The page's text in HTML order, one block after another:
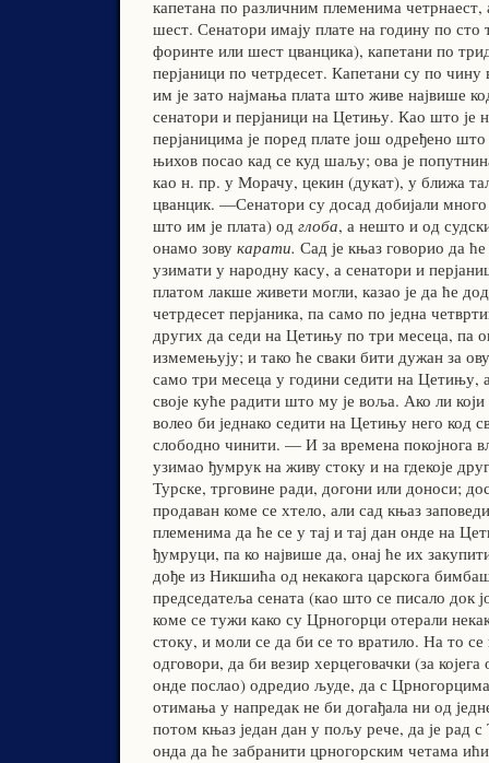
капетана по различним племенима четрнаест,
шест. Сенатори имају плате на годину по сто
форинте или шест цванцика), капетани по
перјаници по четрдесет. Капетани су по чину
им је зато најмања плата што живе највише
сенатори и перјаници на Цетињу. Као што је
перјаницима је поред плате још одређено
њихов посао кад се куд шаљу; ова је
као н. пр. у Морачу, цекин (дукат), у ближа
цванцик. —Сенатори су досад добијали
што им је плата) од глоба, а нешто и од
онамо зову карати. Сад је књаз говорио да
узимати у народну касу, а сенатори и
платом лакше живети могли, казао је да ће
четрдесет перјаника, па само по једна
других да седи на Цетињу по три месеца, па
измемењују; и тако ће сваки бити дужан за
само три месеца у години седити на Цетињу,
своје куће радити што му је воља. Ако ли
волео би једнако седити на Цетињу него код
слободно чинити. — И за времена покојнога
узимао ђумрук на живу стоку и на гдекоје
Турске, трговине ради, догони или доноси;
продаван коме се хтело, али сад књаз
племенима да ће се у тај и тај дан онде на
ђумруци, па ко највише да, онај ће их
дође из Никшића од некакога царскога
председатеља сената (као што се писало док
коме се тужи како су Црногорци отерали
стоку, и моли се да би се то вратило. На то
одговори, да би везир херцеговачки (за
онде послао) одредио људе, да с
отимања у напредак не би догађала ни од
потом књаз један дан у пољу рече, да је рад
онда да ће забранити црногорским четама